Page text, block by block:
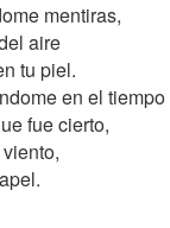
mentiras,
aire
tu piel.
en el tiempo
fue cierto,